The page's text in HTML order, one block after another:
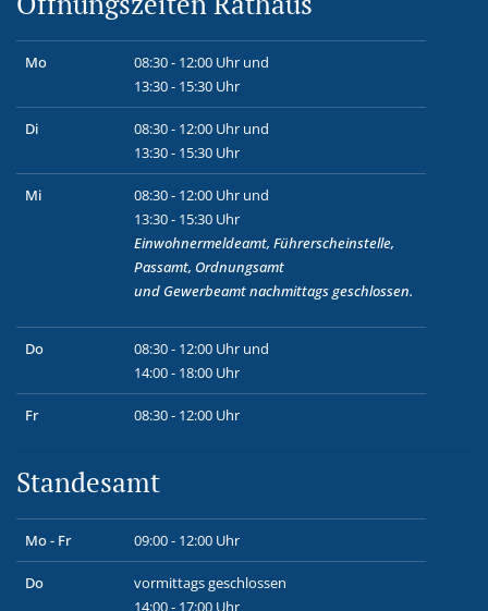
Mo
08:30 - 12:00 Uhr und
13:30 - 15:30 Uhr
Di
08:30 - 12:00 Uhr und
13:30 - 15:30 Uhr
Mi
08:30 - 12:00 Uhr und
13:30 - 15:30 Uhr
Einwohnermeldeamt, Führerscheinstelle,
Passamt, Ordnungsamt
und Gewerbeamtnachmittags geschlossen.
Do
08:30 - 12:00 Uhr und
14:00 - 18:00 Uhr
Fr 08:30 - 12:00 Uhr
Standesamt
Mo - Fr 09:00 - 12:00 Uhr
Do
vormittags geschlossen
14:00 - 17:00 Uhr